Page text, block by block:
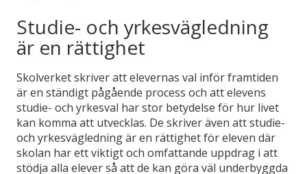
Studie- och yrkesvägledning
är en rättighet
Skolverket skriver att elevernas val inför framtiden
är en ständigt pågående process och att elevens
studie- och yrkesval har stor betydelse för hur livet
kan komma att utvecklas. De skriver även att studie-
och yrkesvägledning är en rättighet för eleven där
skolan har ett viktigt och omfattande uppdrag i att
stödja alla elever så att de kan göra väl underbyggda